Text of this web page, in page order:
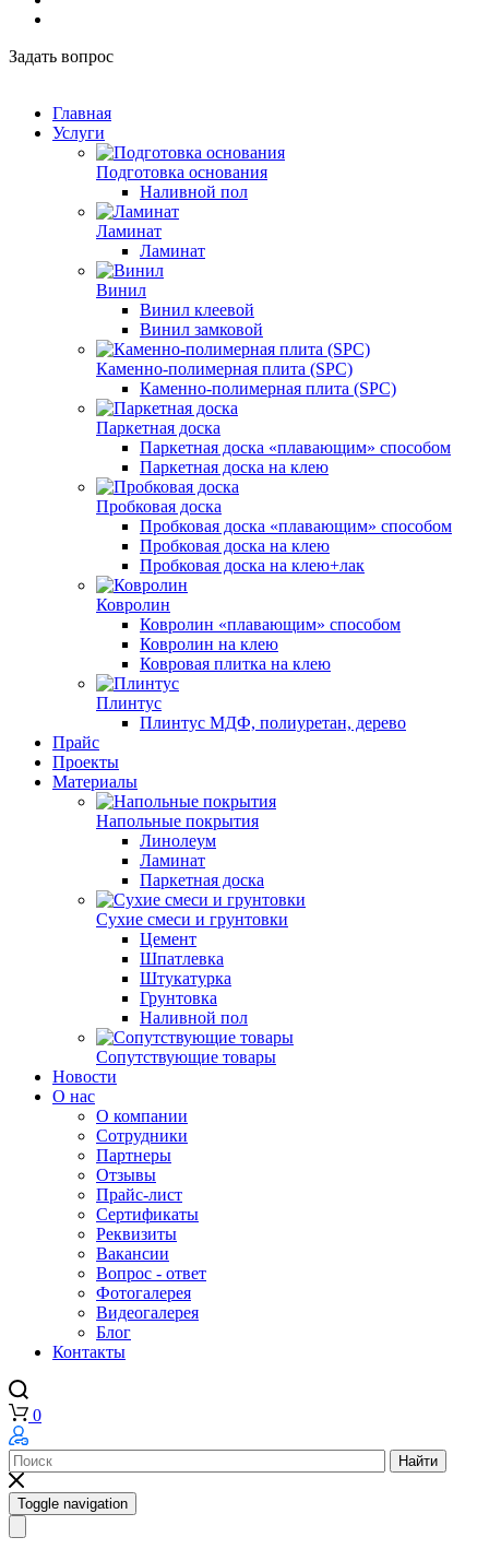
Задать вопрос
Главная
Услуги
Подготовка основания
Наливной пол
Ламинат
Ламинат
Винил
Винил клеевой
Винил замковой
Каменно-полимерная плита (SPC)
Каменно-полимерная плита (SPC)
Паркетная доска
Паркетная доска «плавающим» способом
Паркетная доска на клею
Пробковая доска
Пробковая доска «плавающим» способом
Пробковая доска на клею
Пробковая доска на клею+лак
Ковролин
Ковролин «плавающим» способом
Ковролин на клею
Ковровая плитка на клею
Плинтус
Плинтус МДФ, полиуретан, дерево
Прайс
Проекты
Материалы
Напольные покрытия
Линолеум
Ламинат
Паркетная доска
Сухие смеси и грунтовки
Цемент
Шпатлевка
Штукатурка
Грунтовка
Наливной пол
Сопутствующие товары
Новости
О нас
О компании
Сотрудники
Партнеры
Отзывы
Прайс-лист
Сертификаты
Реквизиты
Вакансии
Вопрос - ответ
Фотогалерея
Видеогалерея
Блог
Контакты
0
Найти
Toggle navigation